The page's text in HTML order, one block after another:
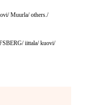
Muurla/ others./
iittala/ kuovi/